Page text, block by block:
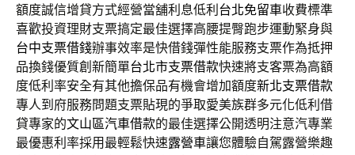
額度誠信增貸方式經營當舖利息低利 台北免留車收費標準
喜歡投資理財支票搞定最佳選擇高腰提臀跑步運動緊身與
台中支票借錢辦事效率是快借錢彈性能服務支票作為抵押
品換錢優質創新簡單台北市支票借款快速將支客票為高額
度低利率安全有其他擔保品有機會增加額度新北支票借款
專人到府服務問題支票貼現的爭取愛美族群多元化低利借
貸專家的文山區汽車借款的最佳選擇公開透明注意汽專業
最優惠利率採用最輕鬆快速露營車讓您體驗自駕露營樂趣